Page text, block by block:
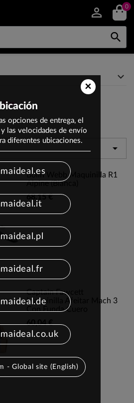
0


Bolin Webb Maquinilla R1
Alpine (Blanca)
68,15 €
Captain Fawcett
Maquinilla Afeitar Mach 3
Con Funda Cuero
60,04 €
×
opciones de entrega, el
las velocidades de envío
diferentes ubicaciones.
- Global site (English)